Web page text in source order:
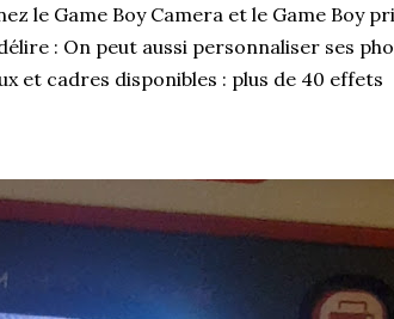
le Game Boy Camera et le Game Boy
: On peut aussi personnaliser ses
et cadres disponibles : plus de 40 effets